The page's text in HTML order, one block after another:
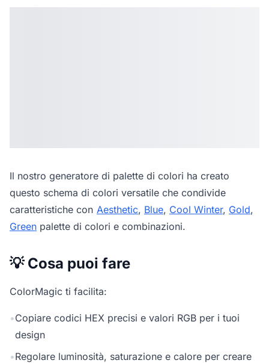
Il nostro generatore di palette di colori ha creato
questo schema di colori versatile che condivide
caratteristiche con Aesthetic, Blue, Cool Winter, Gold,
Green palette di colori e combinazioni.
💡 Cosa puoi fare
ColorMagic ti facilita:
•Copiare codici HEX precisi e valori RGB per i tuoi
design
•Regolare luminosità, saturazione e calore per creare